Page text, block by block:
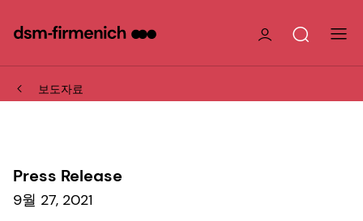
보도자료
Press Release
9월 27, 2021